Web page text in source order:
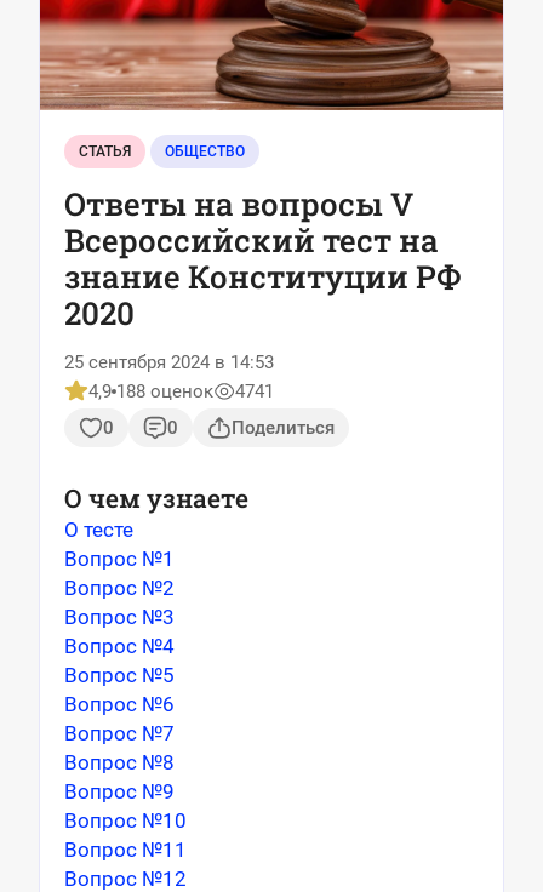
СТАТЬЯ ОБЩЕСТВО
Ответы на вопросы V
Всероссийский тест на
знание Конституции РФ
2020
25 сентября 2024 в 14:53
4,9 188 оценок
4741
0
0 Поделиться
О чем узнаете
О тесте
Вопрос №1
Вопрос №2
Вопрос №3
Вопрос №4
Вопрос №5
Вопрос №6
Вопрос №7
Вопрос №8
Вопрос №9
Вопрос №10
Вопрос №11
Вопрос №12